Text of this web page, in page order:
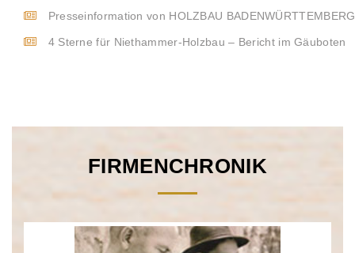
Presseinformation von HOLZBAU BADENWÜRTTEMBERG
4 Sterne für Niethammer-Holzbau – Bericht im Gäuboten
FIRMENCHRONIK